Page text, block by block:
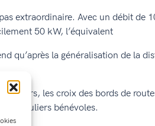
extraordinaire. Avec un débit
50 kW, l’équivalent
qu’après la généralisation de la
lavoirs, les croix des bords de
particuliers bénévoles.